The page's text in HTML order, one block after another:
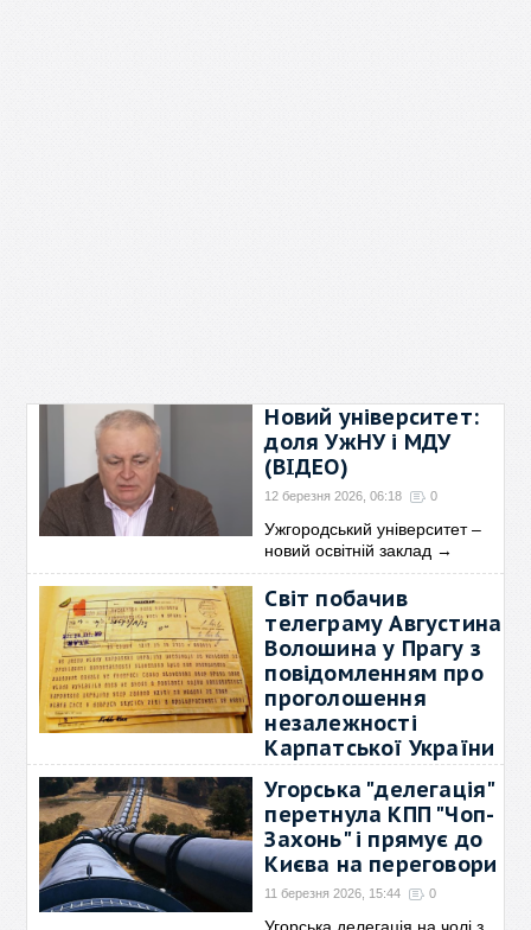
Новий університет:
доля УжНУ і МДУ
(ВІДЕО)
12 березня 2026, 06:18 0
Ужгородський університет –
новий освітній заклад →
Світ побачив
телеграму Августина
Волошина у Прагу з
повідомленням про
проголошення
незалежності
Карпатської України
Іменем уряду Карпатської
України повідомляю, що у →
Угорська "делегація"
перетнула КПП "Чоп-
Захонь" і прямує до
Києва на переговори
11 березня 2026, 15:44 0